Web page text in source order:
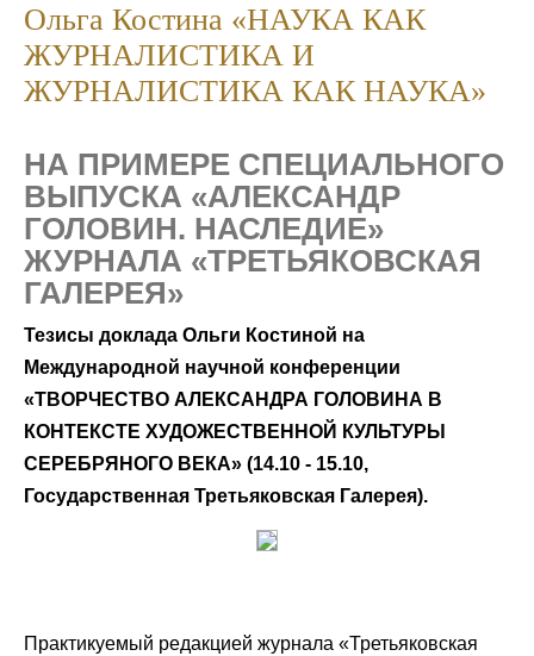
Ольга Костина «НАУКА КАК
ЖУРНАЛИСТИКА И
ЖУРНАЛИСТИКА КАК НАУКА»
НА ПРИМЕРЕ СПЕЦИАЛЬНОГО
ВЫПУСКА «АЛЕКСАНДР
ГОЛОВИН. НАСЛЕДИЕ»
ЖУРНАЛА «ТРЕТЬЯКОВСКАЯ
ГАЛЕРЕЯ»
Тезисы доклада Ольги Костиной на
Международной научной конференции
«ТВОРЧЕСТВО АЛЕКСАНДРА ГОЛОВИНА В
КОНТЕКСТЕ ХУДОЖЕСТВЕННОЙ КУЛЬТУРЫ
СЕРЕБРЯНОГО ВЕКА» (14.10 - 15.10,
Государственная Третьяковская Галерея).
Практикуемый редакцией журнала «Третьяковская